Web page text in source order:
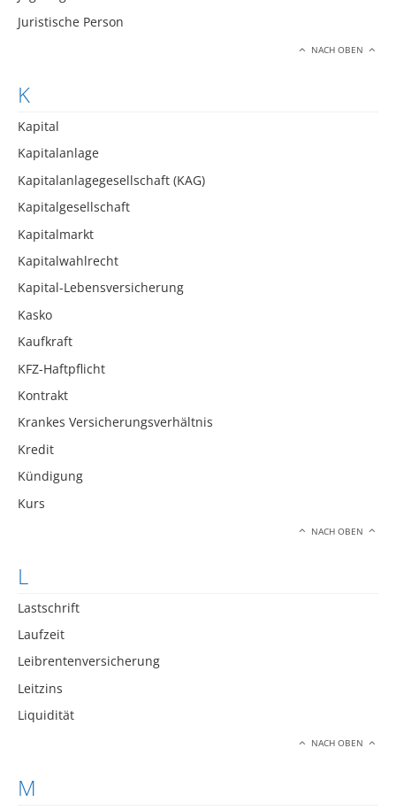
Juristische Person
NACH OBEN
K
Kapital
Kapitalanlage
Kapitalanlagegesellschaft (KAG)
Kapitalgesellschaft
Kapitalmarkt
Kapitalwahlrecht
Kapital-Lebensversicherung
Kasko
Kaufkraft
KFZ-Haftpflicht
Kontrakt
Krankes Versicherungsverhältnis
Kredit
Kündigung
Kurs
NACH OBEN
L
Lastschrift
Laufzeit
Leibrentenversicherung
Leitzins
Liquidität
NACH OBEN
M